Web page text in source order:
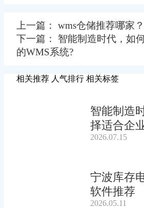
上一篇： wms仓储推荐哪家
下一篇： 智能制造时代，如
的WMS系统?
相关推荐 人气排行 相关标签
智能制造
择适合企
2026.07.15
宁波库存
软件推荐
2026.05.11